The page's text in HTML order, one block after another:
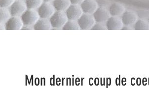
coup de coeur du